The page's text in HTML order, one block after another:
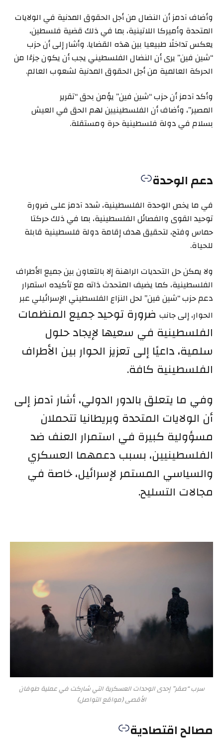
وأضاف آدمز أن النضال من أجل الحقوق المدنية في الولايات
المتحدة وأميركا اللاتينية، بما في ذلك قضية فلسطين،
يعكس تداخلًا طبيعيا بين هذه القضايا. وأشار إلى أن حزب
“شين فين” يرى أن النضال الفلسطيني يجب أن يكون جزءًا من
الحركة العالمية من أجل الحقوق المدنية لشعوب العالم.
وأكد آدمز أن حزب “شين فين” يؤمن بحق “تقرير
المصير”، وأضاف أن الفلسطينيين لهم الحق في العيش
بسلام في دولة فلسطينية حرة ومستقلة.
دعم الوحدة
في ما يخص الوحدة الفلسطينية، شدد آدمز على ضرورة
توحيد القوى والفصائل الفلسطينية، بما في ذلك حركتا
حماس وفتح، لتحقيق هدف إقامة دولة فلسطينية قابلة
للحياة.
ولا يمكن حل التحديات الراهنة إلا بالتعاون بين جميع الأطراف
الفلسطينية، كما يضيف المتحدث ذاته مع تأكيده استمرار
دعم حزب “شين فين” لحل النزاع الفلسطيني الإسرائيلي عبر
الحوار، إلى جانب ضرورة توحيد جميع المنظمات
الفلسطينية في سعيها لإيجاد حلول
سلمية، داعيًا إلى تعزيز الحوار بين الأطراف
الفلسطينية كافة.
وفي ما يتعلق بالدور الدولي، أشار آدمز إلى
أن الولايات المتحدة وبريطانيا تتحملان
مسؤولية كبيرة في استمرار العنف ضد
الفلسطينيين، بسبب دعمهما العسكري
والسياسي المستمر لإسرائيل، خاصة في
مجالات التسليح.
سرب “صقر” إحدى الوحدات العسكرية التي شاركت في عملية طوفان
الأقصى (مواقع التواصل)
مصالح اقتصادية